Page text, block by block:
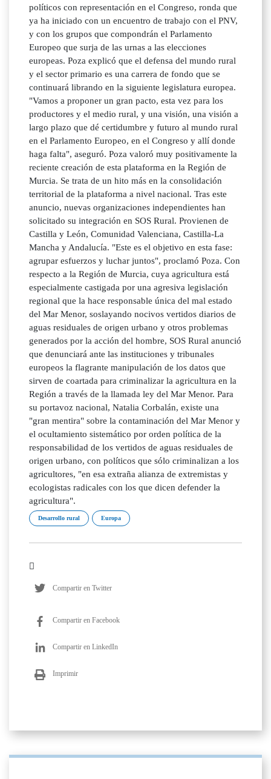
políticos con representación en el Congreso, ronda que
ya ha iniciado con un encuentro de trabajo con el PNV,
y con los grupos que compondrán el Parlamento
Europeo que surja de las urnas a las elecciones
europeas. Poza explicó que el defensa del mundo rural
y el sector primario es una carrera de fondo que se
continuará librando en la siguiente legislatura europea.
"Vamos a proponer un gran pacto, esta vez para los
productores y el medio rural, y una visión, una visión a
largo plazo que dé certidumbre y futuro al mundo rural
en el Parlamento Europeo, en el Congreso y allí donde
haga falta", aseguró. Poza valoró muy positivamente la
reciente creación de esta plataforma en la Región de
Murcia. Se trata de un hito más en la consolidación
territorial de la plataforma a nivel nacional. Tras este
anuncio, nuevas organizaciones independientes han
solicitado su integración en SOS Rural. Provienen de
Castilla y León, Comunidad Valenciana, Castilla-La
Mancha y Andalucía. "Este es el objetivo en esta fase:
agrupar esfuerzos y luchar juntos", proclamó Poza. Con
respecto a la Región de Murcia, cuya agricultura está
especialmente castigada por una agresiva legislación
regional que la hace responsable única del mal estado
del Mar Menor, soslayando nocivos vertidos diarios de
aguas residuales de origen urbano y otros problemas
generados por la acción del hombre, SOS Rural anunció
que denunciará ante las instituciones y tribunales
europeos la flagrante manipulación de los datos que
sirven de coartada para criminalizar la agricultura en la
Región a través de la llamada ley del Mar Menor. Para
su portavoz nacional, Natalia Corbalán, existe una
"gran mentira" sobre la contaminación del Mar Menor y
el ocultamiento sistemático por orden política de la
responsabilidad de los vertidos de aguas residuales de
origen urbano, con políticos que sólo criminalizan a los
agricultores, "en esa extraña alianza de extremistas y
ecologistas radicales con los que dicen defender la
agricultura".
Desarrollo rural Europa
Compartir en Twitter
Compartir en Facebook
Compartir en LinkedIn
Imprimir